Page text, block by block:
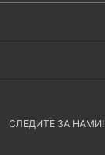
СЛЕДИТЕ ЗА НАМИ!